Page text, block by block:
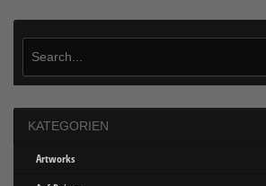
KATEGORIEN
Artworks